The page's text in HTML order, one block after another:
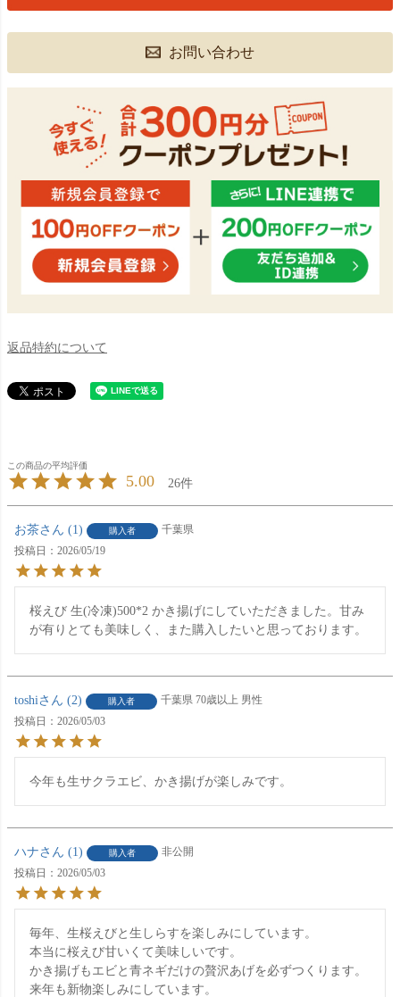
お問い合わせ
返品特約について
5.00 26
お茶 1 購入者
千葉県
投稿日
2026/05/19
桜えび 生(冷凍)500*2 かき揚げにしていただきました。甘み
が有りとても美味しく、また購入したいと思っております。
toshi 2 購入者 千葉県 70歳以上 男性
投稿日
2026/05/03
今年も生サクラエビ、かき揚げが楽しみです。
ハナ 1 購入者
非公開
投稿日
2026/05/03
毎年、生桜えびと生しらすを楽しみにしています。
本当に桜えび甘いくて美味しいです。
かき揚げもエビと青ネギだけの贅沢あげを必ずつくります。
来年も新物楽しみにしています。